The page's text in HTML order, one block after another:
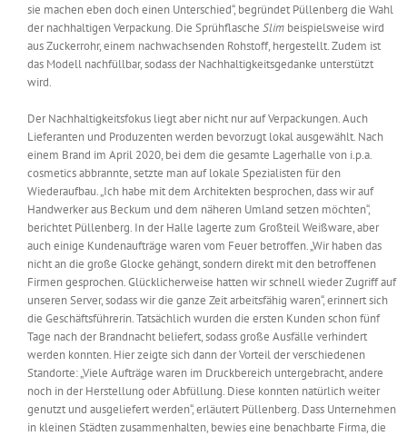
sie machen eben doch einen Unterschied“, begründet Püllenberg die Wahl
der nachhaltigen Verpackung. Die Sprühflasche Slim beispielsweise wird
aus Zuckerrohr, einem nachwachsenden Rohstoff, hergestellt. Zudem ist
das Modell nachfüllbar, sodass der Nachhaltigkeitsgedanke unterstützt
wird.
Der Nachhaltigkeitsfokus liegt aber nicht nur auf Verpackungen. Auch
Lieferanten und Produzenten werden bevorzugt lokal ausgewählt. Nach
einem Brand im April 2020, bei dem die gesamte Lagerhalle von i.p.a.
cosmetics abbrannte, setzte man auf lokale Spezialisten für den
Wiederaufbau. „Ich habe mit dem Architekten besprochen, dass wir auf
Handwerker aus Beckum und dem näheren Umland setzen möchten“,
berichtet Püllenberg. In der Halle lagerte zum Großteil Weißware, aber
auch einige Kundenaufträge waren vom Feuer betroffen. „Wir haben das
nicht an die große Glocke gehängt, sondern direkt mit den betroffenen
Firmen gesprochen. Glücklicherweise hatten wir schnell wieder Zugriff auf
unseren Server, sodass wir die ganze Zeit arbeitsfähig waren“, erinnert sich
die Geschäftsführerin. Tatsächlich wurden die ersten Kunden schon fünf
Tage nach der Brandnacht beliefert, sodass große Ausfälle verhindert
werden konnten. Hier zeigte sich dann der Vorteil der verschiedenen
Standorte: „Viele Aufträge waren im Druckbereich untergebracht, andere
noch in der Herstellung oder Abfüllung. Diese konnten natürlich weiter
genutzt und ausgeliefert werden“, erläutert Püllenberg. Dass Unternehmen
in kleinen Städten zusammenhalten, bewies eine benachbarte Firma, die